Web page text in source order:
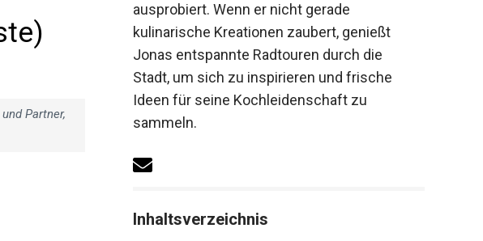
Partner,
ausprobiert. Wenn er nicht gerade
kulinarische Kreationen zaubert, genießt
Jonas entspannte Radtouren durch die
Stadt, um sich zu inspirieren und frische
Ideen für seine Kochleidenschaft zu
sammeln.
Inhaltsverzeichnis